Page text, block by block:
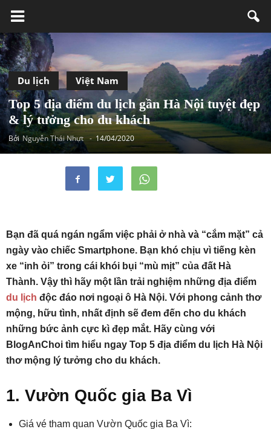
Du lịch Việt Nam
Top 5 địa điểm du lịch gần Hà Nội tuyệt đẹp
& lý tưởng cho du khách
Bởi Nguyễn Thái Nhựt - 14/04/2020
Bạn đã quá ngán ngẩm việc phải ở nhà và “cắm mặt” cả
ngày vào chiếc Smartphone. Bạn khó chịu vì tiếng kèn
xe “inh ỏi” trong cái khói bụi “mù mịt” của đất Hà
Thành. Vậy thì hãy một lần trải nghiệm những địa điểm
du lịch độc đáo nơi ngoại ô Hà Nội. Với phong cảnh thơ
mộng, hữu tình, nhất định sẽ đem đến cho du khách
những bức ảnh cực kì đẹp mắt. Hãy cùng với
BlogAnChoi tìm hiểu ngay Top 5 địa điểm du lịch Hà Nội
thơ mộng lý tưởng cho du khách.
1. Vườn Quốc gia Ba Vì
Giá vé tham quan Vườn Quốc gia Ba Vì: